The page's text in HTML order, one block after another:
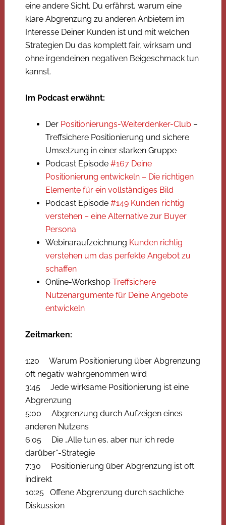
eine andere Sicht. Du erfährst, warum eine
klare Abgrenzung zu anderen Anbietern im
Interesse Deiner Kunden ist und mit welchen
Strategien Du das komplett fair, wirksam und
ohne irgendeinen negativen Beigeschmack tun
kannst.
Im Podcast erwähnt:
Der Positionierungs-Weiterdenker-Club–
Treffsichere Positionierung und sichere
Umsetzung in einer starken Gruppe
Podcast Episode #167 Deine
Positionierung entwickeln – Die richtigen
Elemente für ein vollständiges Bild
Podcast Episode #149 Kunden richtig
verstehen – eine Alternative zur Buyer
Persona
Webinaraufzeichnung Kunden richtig
verstehen um das perfekte Angebot zu
schaffen
Online-Workshop Treffsichere
Nutzenargumente für Deine Angebote
entwickeln
Zeitmarken:
1:20 Warum Positionierung über Abgrenzung
oft negativ wahrgenommen wird
3:45 Jede wirksame Positionierung ist eine
Abgrenzung
5:00 Abgrenzung durch Aufzeigen eines
anderen Nutzens
6:05 Die „Alle tun es, aber nur ich rede
darüber“-Strategie
7:30 Positionierung über Abgrenzung ist oft
indirekt
10:25 Offene Abgrenzung durch sachliche
Diskussion